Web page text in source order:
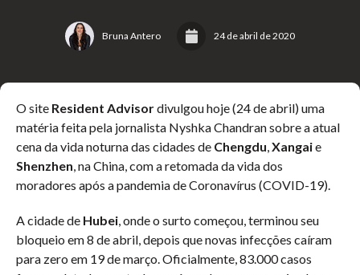
Bruna Antero 24 de abril de 2020
O site Resident Advisordivulgou hoje (24 de abril) uma
matéria feita pela jornalista Nyshka Chandran sobre a atual
cena da vida noturna das cidades de Chengdu,Xangaie
Shenzhen, na China, com a retomada da vida dos
moradores após a pandemia de Coronavírus (COVID-19).
A cidade de Hubei, onde o surto começou, terminou seu
bloqueio em 8 de abril, depois que novas infecções caíram
para zero em 19 de março. Oficialmente, 83.000 casos